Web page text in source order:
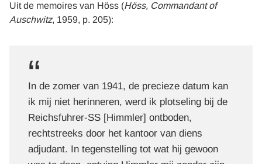
Uit de memoires van Höss (Höss, Commandant of
Auschwitz, 1959, p. 205):
In de zomer van 1941, de precieze datum kan
ik mij niet herinneren, werd ik plotseling bij de
Reichsfuhrer-SS [Himmler] ontboden,
rechtstreeks door het kantoor van diens
adjudant. In tegenstelling tot wat hij gewoon